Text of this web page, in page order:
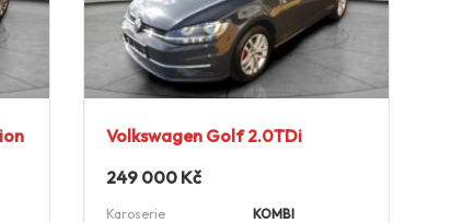
Volkswagen Golf 2.0TDi
249 000 Kč
Karoserie
KOMBI